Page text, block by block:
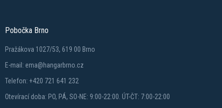
Pobočka Brno
Pražákova 1027/53, 619 00 Brno
E-mail: ema@hangarbrno.cz
Telefon: +420 721 641 232
Otevírací doba: PO, PÁ, SO-NE: 9:00-22:00. ÚT-ČT: 7:00-22:00